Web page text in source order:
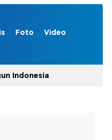
Foto Video
Indonesia